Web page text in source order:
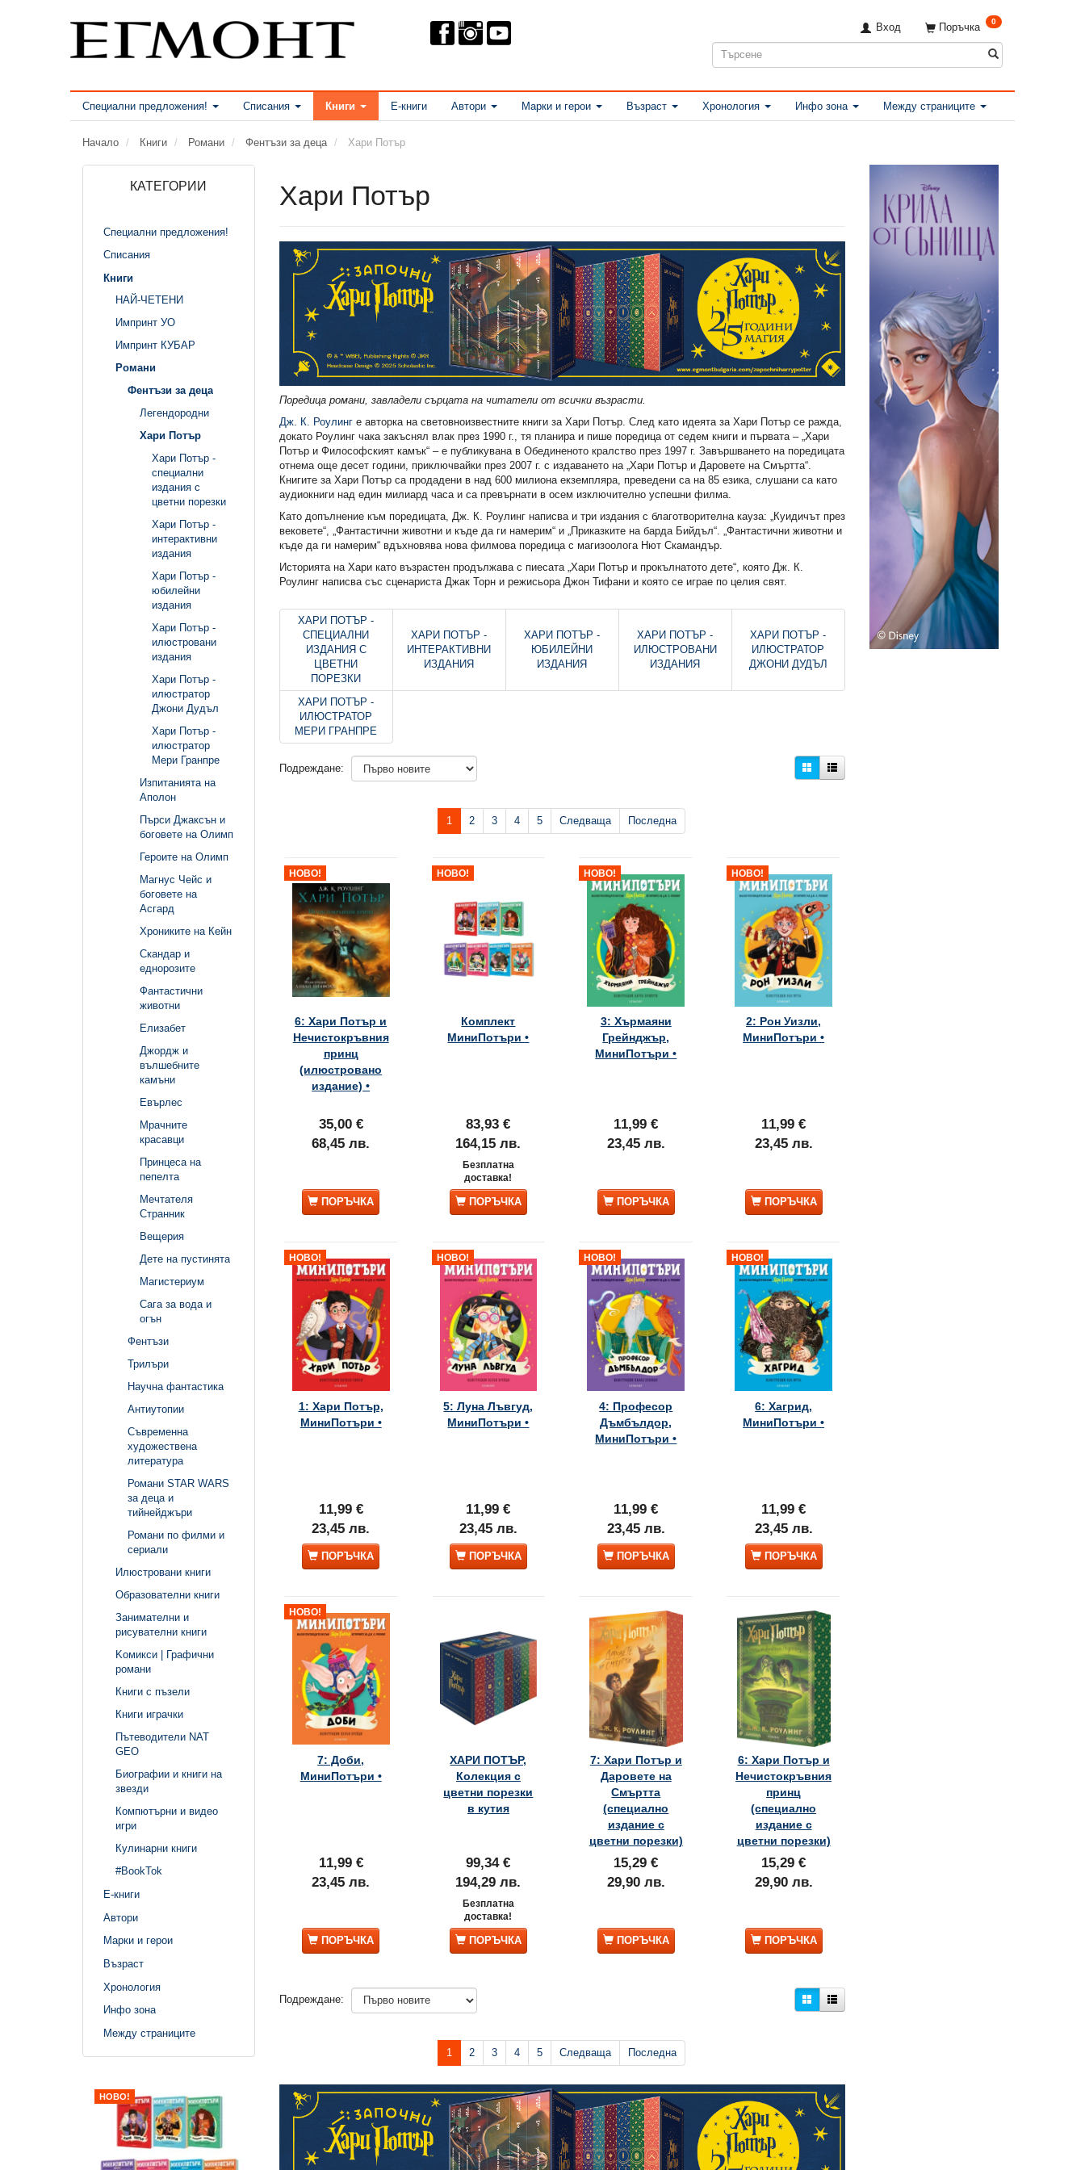
Поръчка 0
Вход
Специални предложения! Списания Книги Е-книги Автори Марки и герои Възраст Хронология Инфо зона Между страниците
Начало Книги Романи Фентъзи за деца Хари Потър
КАТЕГОРИИ
Специални предложения!
Списания
Книги
НАЙ-ЧЕТЕНИ
Импринт УО
Импринт КУБАР
Романи
Фентъзи за деца
Легендородни
Хари Потър
Хари Потър -
специални
издания с
цветни порезки
Хари Потър -
интерактивни
издания
Хари Потър -
юбилейни
издания
Хари Потър -
илюстровани
издания
Хари Потър -
илюстратор
Джони Дудъл
Хари Потър -
илюстратор
Мери Гранпре
Изпитанията на
Аполон
Пърси Джаксън и
боговете на Олимп
Героите на Олимп
Магнус Чейс и
боговете на
Асгард
Хрониките на Кейн
Скандар и
еднорозите
Фантастични
животни
Елизабет
Джордж и
вълшебните
камъни
Евърлес
Мрачните
красавци
Принцеса на
пепелта
Мечтателя
Странник
Вещерия
Дете на пустинята
Магистериум
Сага за вода и
огън
Фентъзи
Трилъри
Научна фантастика
Антиутопии
Съвременна
художествена
литература
Романи STAR WARS
за деца и
тийнейджъри
Романи по филми и
сериали
Илюстровани книги
Образователни книги
Занимателни и
рисувателни книги
Kомикси | Графични
романи
Книги с пъзели
Книги играчки
Пътеводители NAT
GEO
Биографии и книги на
звезди
Компютърни и видео
игри
Кулинарни книги
#BookTok
Е-книги
Автори
Марки и герои
Възраст
Хронология
Инфо зона
Между страниците
НОВО! 25% ОТСТЪПКА НОВО! 20% ОТСТЪПКА 39% ОТСТЪПКА
Хари Потър
Поредица романи, завладели сърцата на читатели от всички възрасти.
Дж. К. Роулинге авторка на световноизвестните книги за Хари Потър. След като идеята за Хари Потър се ражда,
докато Роулинг чака закъснял влак през 1990 г., тя планира и пише поредица от седем книги и първата – „Хари
Потър и Философският камък“ – е публикувана в Обединеното кралство през 1997 г. Завършването на поредицата
отнема още десет години, приключвайки през 2007 г. с издаването на „Хари Потър и Даровете на Смъртта“.
Книгите за Хари Потър са продадени в над 600 милиона екземпляра, преведени са на 85 езика, слушани са като
аудиокниги над един милиард часа и са превърнати в осем изключително успешни филма.
Като допълнение към поредицата, Дж. К. Роулинг написва и три издания с благотворителна кауза: „Куидичът през
вековете“, „Фантастични животни и къде да ги намерим“ и „Приказките на барда Бийдъл“. „Фантастични животни и
къде да ги намерим“ вдъхновява нова филмова поредица с магизоолога Нют Скамандър.
Историята на Хари като възрастен продължава с пиесата „Хари Потър и прокълнатото дете“, която Дж. К.
Роулинг написва със сценариста Джак Торн и режисьора Джон Тифани и която се играе по целия свят.
ХАРИ ПОТЪР -
СПЕЦИАЛНИ
ИЗДАНИЯ С
ЦВЕТНИ
ПОРЕЗКИ
ХАРИ ПОТЪР -
ИНТЕРАКТИВНИ
ИЗДАНИЯ
ХАРИ ПОТЪР -
ЮБИЛЕЙНИ
ИЗДАНИЯ
ХАРИ ПОТЪР -
ИЛЮСТРОВАНИ
ИЗДАНИЯ
ХАРИ ПОТЪР -
ИЛЮСТРАТОР
ДЖОНИ ДУДЪЛ
ХАРИ ПОТЪР -
ИЛЮСТРАТОР
МЕРИ ГРАНПРЕ
Подреждане:
1 2 3 4 5 Следваща Последна
НОВО!
6: Хари Потър и
Нечистокръвния
принц
(илюстровано
издание) •
35,00 €
68,45 лв.
ПОРЪЧКА
НОВО!
Комплект
МиниПотъри •
83,93 €
164,15 лв.
Безплатна
доставка!
ПОРЪЧКА
НОВО!
3: Хърмаяни
Грейнджър,
МиниПотъри •
11,99 €
23,45 лв.
ПОРЪЧКА
НОВО!
2: Рон Уизли,
МиниПотъри •
11,99 €
23,45 лв.
ПОРЪЧКА
НОВО!
1: Хари Потър,
МиниПотъри •
11,99 €
23,45 лв.
ПОРЪЧКА
НОВО!
5: Луна Лъвгуд,
МиниПотъри •
11,99 €
23,45 лв.
ПОРЪЧКА
НОВО!
4: Професор
Дъмбълдор,
МиниПотъри •
11,99 €
23,45 лв.
ПОРЪЧКА
НОВО!
6: Хагрид,
МиниПотъри •
11,99 €
23,45 лв.
ПОРЪЧКА
НОВО!
7: Доби,
МиниПотъри •
11,99 €
23,45 лв.
ПОРЪЧКА
ХАРИ ПОТЪР,
Колекция с
цветни порезки
в кутия
99,34 €
194,29 лв.
Безплатна
доставка!
ПОРЪЧКА
7: Хари Потър и
Даровете на
Смъртта
(специално
издание с
цветни порезки)
15,29 €
29,90 лв.
ПОРЪЧКА
6: Хари Потър и
Нечистокръвния
принц
(специално
издание с
цветни порезки)
15,29 €
29,90 лв.
ПОРЪЧКА
Подреждане:
1 2 3 4 5 Следваща Последна